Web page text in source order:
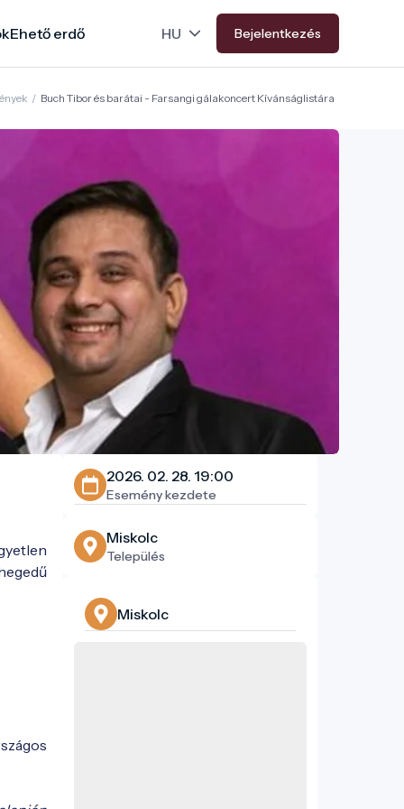
Ehető erdő Bejelentkezés
/ Buch Tibor és barátai - Farsangi gálakoncert Kívánságlistára
2026. 02. 28. 19:00
Esemény kezdete
Miskolc
Település
Miskolc